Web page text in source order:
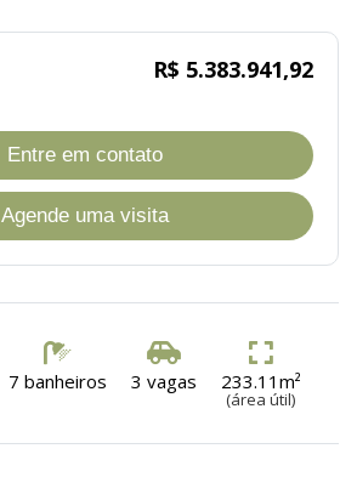
R$ 5.383.941,92
Entre em contato
Agende uma visita
7 banheiros 3 vagas 233.11m²
(área útil)